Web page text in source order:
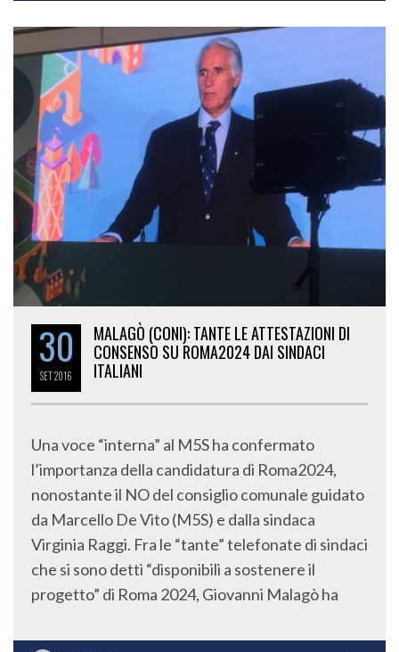
30
SET2016
MALAGÒ (CONI): TANTE LE ATTESTAZIONI DI
CONSENSO SU ROMA2024 DAI SINDACI
ITALIANI
Una voce “interna” al M5S ha confermato
l’importanza della candidatura di Roma2024,
nonostante il NO del consiglio comunale guidato
da Marcello De Vito (M5S) e dalla sindaca
Virginia Raggi. Fra le “tante” telefonate di sindaci
che si sono detti “disponibili a sostenere il
progetto” di Roma 2024, Giovanni Malagò ha